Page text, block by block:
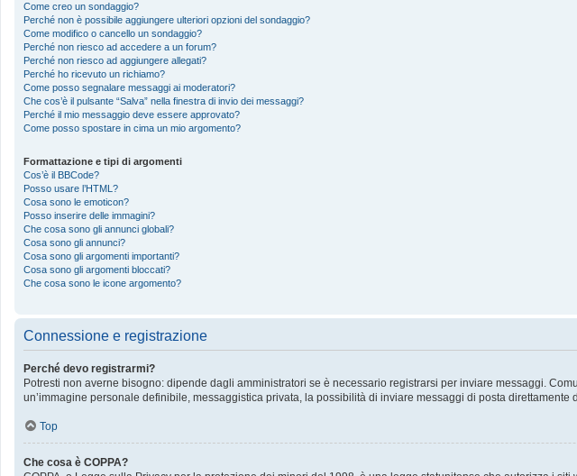
Come creo un sondaggio?
Perché non è possibile aggiungere ulteriori opzioni del sondaggio?
Come modifico o cancello un sondaggio?
Perché non riesco ad accedere a un forum?
Perché non riesco ad aggiungere allegati?
Perché ho ricevuto un richiamo?
Come posso segnalare messaggi ai moderatori?
Che cos’è il pulsante “Salva” nella finestra di invio dei messaggi?
Perché il mio messaggio deve essere approvato?
Come posso spostare in cima un mio argomento?
Formattazione e tipi di argomenti
Cos’è il BBCode?
Posso usare l’HTML?
Cosa sono le emoticon?
Posso inserire delle immagini?
Che cosa sono gli annunci globali?
Cosa sono gli annunci?
Cosa sono gli argomenti importanti?
Cosa sono gli argomenti bloccati?
Che cosa sono le icone argomento?
Connessione e registrazione
Perché devo registrarmi?
Potresti non averne bisogno: dipende dagli amministratori se è necessario registrarsi per inviare messaggi.
un’immagine personale definibile, messaggistica privata, la possibilità di inviare messaggi di posta
Top
Che cosa è COPPA?